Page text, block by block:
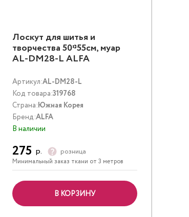
Лоскут для шитья и
творчества 50*55см, муар
AL-DM28-L ALFA
Артикул:AL-DM28-L
Код товара:319768
Страна:Южная Корея
Бренд:ALFA
В наличии
275 р. розница
Минимальный заказ ткани от 3 метров
В КОРЗИНУ